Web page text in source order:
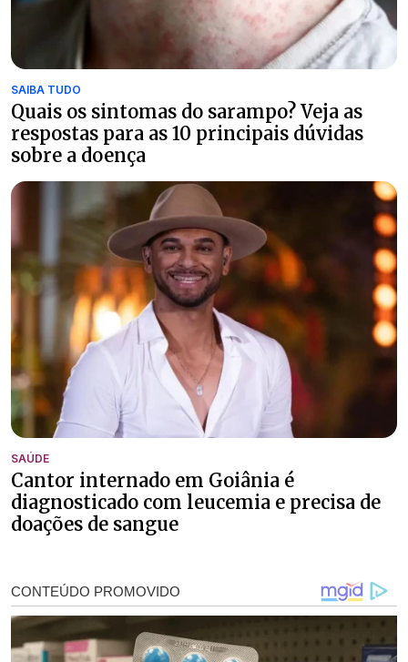
SAIBA TUDO
Quais os sintomas do sarampo? Veja as
respostas para as 10 principais dúvidas
sobre a doença
SAÚDE
Cantor internado em Goiânia é
diagnosticado com leucemia e precisa de
doações de sangue